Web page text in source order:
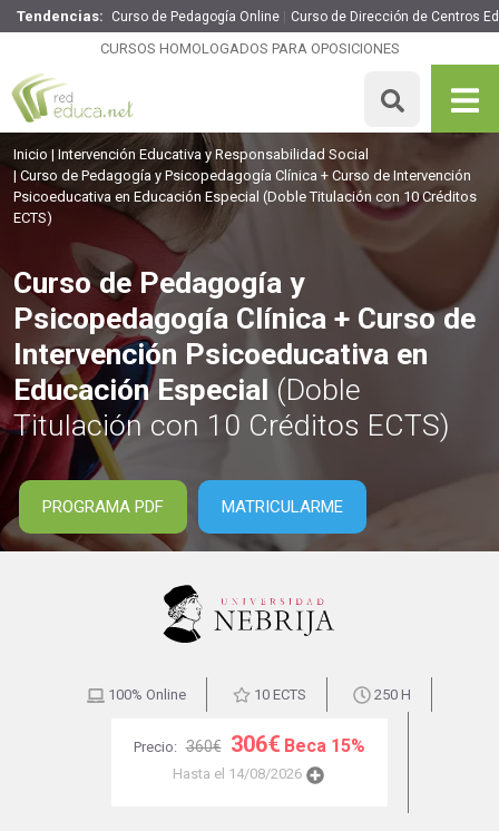
Tendencias: Curso de Pedagogía Online Curso de Dirección de Centros
CURSOS HOMOLOGADOS PARA OPOSICIONES
Curso de Pedagogía y Psicopedagogía Clínica + Curso de
Intervención Psicoeducativa en Educación Especial
250 H
Inicio
Intervención Educativa y Responsabilidad Social
Curso de Pedagogía y Psicopedagogía Clínica + Curso de Intervención
Psicoeducativa en Educación Especial (Doble Titulación con 10 Créditos
ECTS)
Curso de Pedagogía y
Psicopedagogía Clínica + Curso de
Intervención Psicoeducativa en
Educación Especial (Doble
Titulación con 10 Créditos ECTS)
PROGRAMA PDF MATRICULARME
100% Online 10 ECTS 250 H
Precio: 360€ 306€ Beca 15%
Hasta el 14/08/2026